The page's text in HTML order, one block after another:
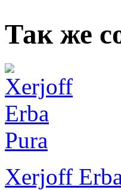
Так же
Xerjoff